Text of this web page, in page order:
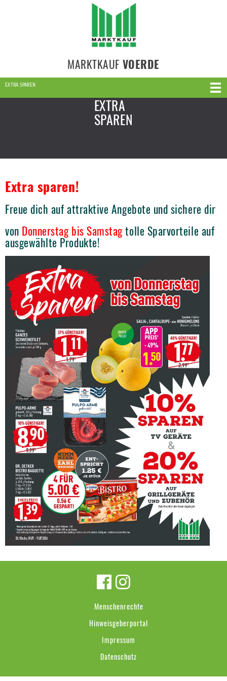
MARKTKAUF VOERDE
EXTRA SPAREN
EXTRA
SPAREN
Extra sparen!
Freue dich auf attraktive Angebote und sichere dir
von Donnerstag bis Samstagtolle Sparvorteile auf
ausgewählte Produkte!
Menschenrechte
Hinweisgeberportal
Impressum
Datenschutz